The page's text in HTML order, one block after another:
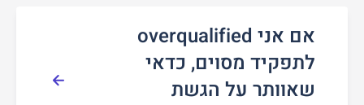
אם אני overqualified
לתפקיד מסוים, כדאי
שאוותר על הגשת